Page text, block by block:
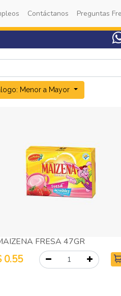
Contáctanos Preguntas
Menor a Mayor
FRESA 47GR
0.55